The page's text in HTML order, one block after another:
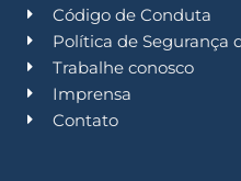
Código de Conduta
Política de Segurança
Trabalhe conosco
Imprensa
Contato